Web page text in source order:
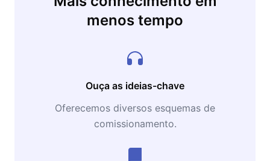
menos tempo
Ouça as ideias-chave
Oferecemos diversos esquemas de
comissionamento.